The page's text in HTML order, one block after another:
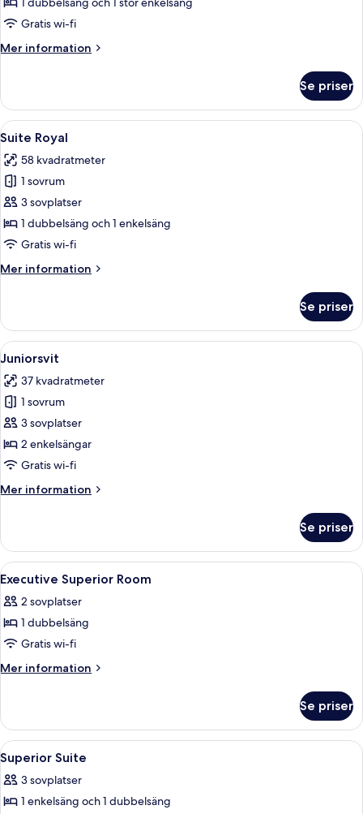
Gratis wi-fi
Mer information
Mer
Deluxe
Se priser
Öppna
alla
foton
för
Suite
Royal
Ett hotellrum med en stor säng, ett
9
Suite Royal
58 kvadratmeter
1 sovrum
3 sovplatser
1 dubbelsäng och 1 enkelsäng
Gratis wi-fi
Mer information
Mer
Royal
Se priser
Öppna
alla
foton
för
Juniorsvit
Ett sovrum med en säng, vita
7
Juniorsvit
37 kvadratmeter
1 sovrum
3 sovplatser
2 enkelsängar
Gratis wi-fi
Mer information
Mer
Se priser
Öppna
alla
foton
för
Executive
Superior
Ett hotellrum med en säng, ett
11
Executive Superior Room
2 sovplatser
1 dubbelsäng
Gratis wi-fi
Mer information
Mer
Superior
Room
Se priser
Öppna
alla
foton
för
Ett sovrum med en stor säng, två
11
Superior Suite
3 sovplatser
1 enkelsäng och 1 dubbelsäng